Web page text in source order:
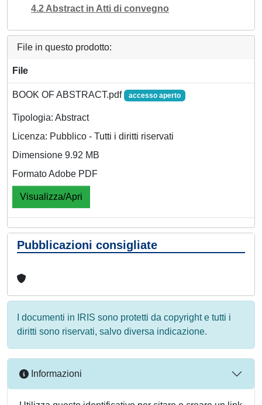
4.2 Abstract in Atti di convegno
File in questo prodotto:
File
BOOK OF ABSTRACT.pdf accesso aperto
Tipologia: Abstract
Licenza: Pubblico - Tutti i diritti riservati
Dimensione 9.92 MB
Formato Adobe PDF
Visualizza/Apri
Pubblicazioni consigliate
I documenti in IRIS sono protetti da copyright e tutti i
diritti sono riservati, salvo diversa indicazione.
Informazioni